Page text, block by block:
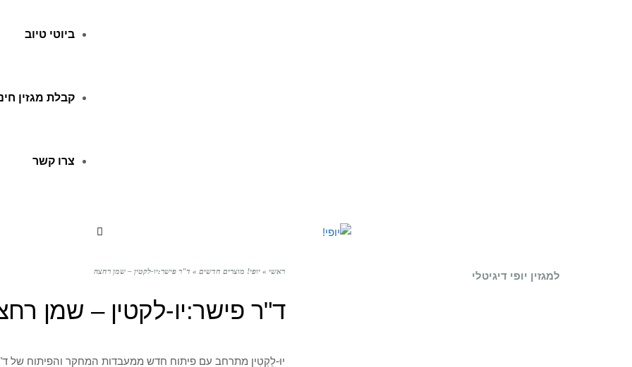
ביוטי טיוב
קבלת מגזין
צרו קשר
ראשי » יופי! מוצרים חדשים » ד"ר פישר:יו-לקטין – שמן רחצה
ד"ר פישר:יו-לקטין – שמן
יוּ-לַקְטִין מתרחב עם פיתוח חדש ממעבדות המחקר והפיתוח של
למגזין יופי דיגיטלי